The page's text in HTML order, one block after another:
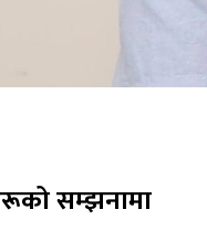
सम्झनामा